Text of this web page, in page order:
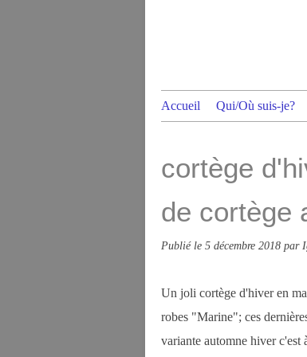
Accueil Qui/Où suis-je?
cortège
de cortège
Publié le 5 décembre 2018 par
Un joli cortège d'hiver en
robes "Marine"; ces
variante automne hiver c'est